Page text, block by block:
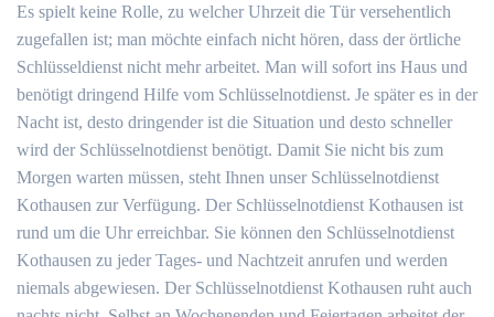
Es spielt keine Rolle, zu welcher Uhrzeit die Tür versehentlich
zugefallen ist; man möchte einfach nicht hören, dass der örtliche
Schlüsseldienst nicht mehr arbeitet. Man will sofort ins Haus und
benötigt dringend Hilfe vom Schlüsselnotdienst. Je später es in der
Nacht ist, desto dringender ist die Situation und desto schneller
wird der Schlüsselnotdienst benötigt. Damit Sie nicht bis zum
Morgen warten müssen, steht Ihnen unser Schlüsselnotdienst
Kothausen zur Verfügung. Der Schlüsselnotdienst Kothausen ist
rund um die Uhr erreichbar. Sie können den Schlüsselnotdienst
Kothausen zu jeder Tages- und Nachtzeit anrufen und werden
niemals abgewiesen. Der Schlüsselnotdienst Kothausen ruht auch